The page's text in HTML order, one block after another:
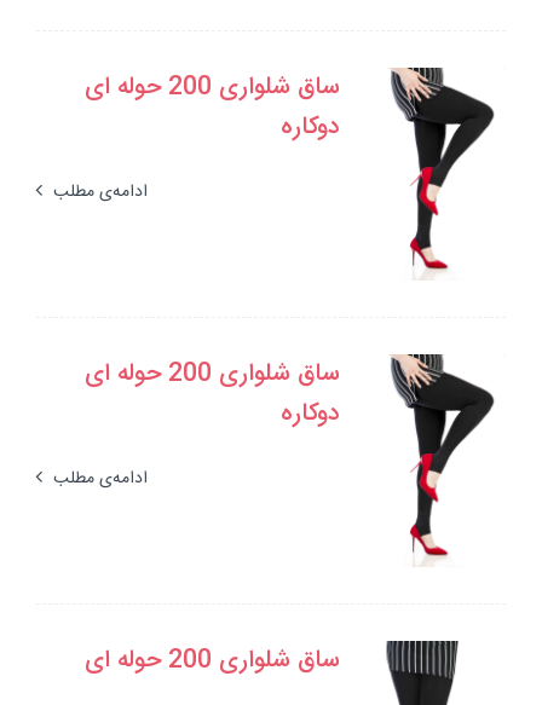
ساق شلواری 200 حوله ای
دوکاره
ادامه‌ی مطلب
ساق شلواری 200 حوله ای
دوکاره
ادامه‌ی مطلب
ساق شلواری 200 حوله ای